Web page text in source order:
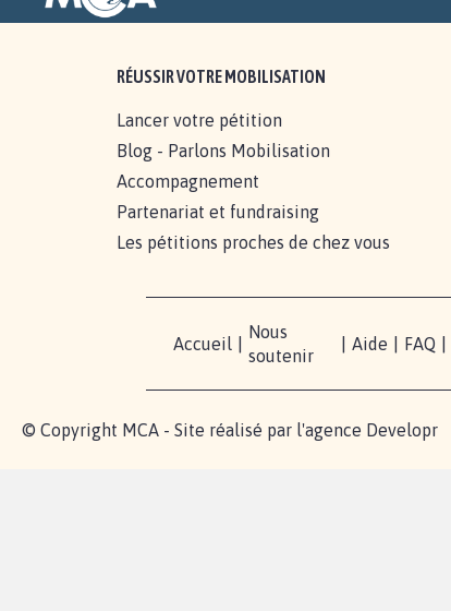
RÉUSSIR VOTRE MOBILISATION
Lancer votre pétition
Blog - Parlons Mobilisation
Accompagnement
Partenariat et fundraising
Les pétitions proches de chez vous
Accueil
Nous
soutenir
Aide FAQ
© Copyright MCA - Site réalisé par l'agence Developr